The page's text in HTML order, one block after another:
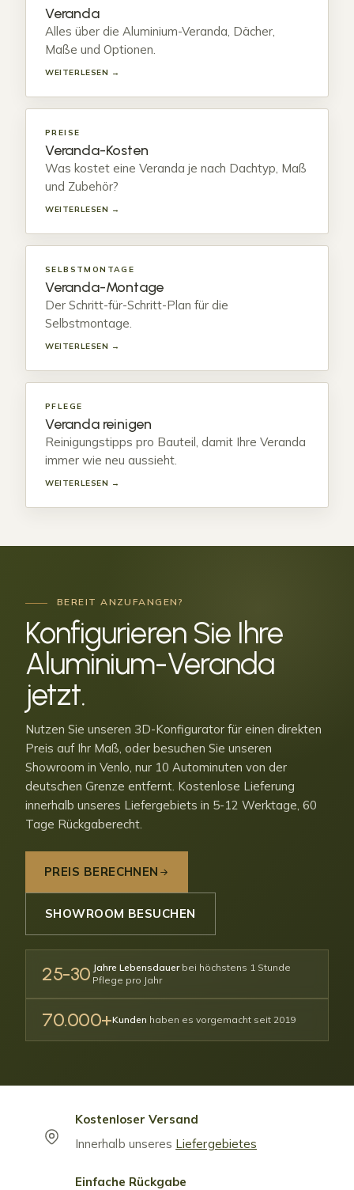
Veranda
Alles über die Aluminium-Veranda, Dächer,
Maße und Optionen.
WEITERLESEN →
PREISE
Veranda-Kosten
Was kostet eine Veranda je nach Dachtyp, Maß
und Zubehör?
WEITERLESEN →
SELBSTMONTAGE
Veranda-Montage
Der Schritt-für-Schritt-Plan für die
Selbstmontage.
WEITERLESEN →
PFLEGE
Veranda reinigen
Reinigungstipps pro Bauteil, damit Ihre Veranda
immer wie neu aussieht.
WEITERLESEN →
BEREIT ANZUFANGEN?
Konfigurieren Sie Ihre
Aluminium-Veranda
jetzt.
Nutzen Sie unseren 3D-Konfigurator für einen direkten
Preis auf Ihr Maß, oder besuchen Sie unseren
Showroom in Venlo, nur 10 Autominuten von der
deutschen Grenze entfernt. Kostenlose Lieferung
innerhalb unseres Liefergebiets in 5-12 Werktage, 60
Tage Rückgaberecht.
PREIS BERECHNEN
SHOWROOM BESUCHEN
25-30 Jahre Lebensdauerbei höchstens 1 Stunde
Pflege pro Jahr
70.000+Kunden haben es vorgemacht seit 2019
Kostenloser Versand
Innerhalb unseres Liefergebietes
Einfache Rückgabe